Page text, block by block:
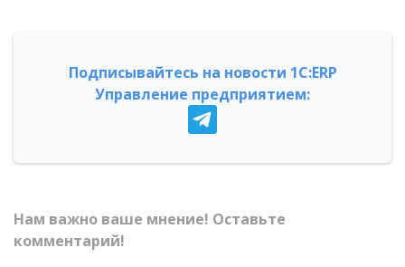
Подписывайтесь на новости 1С:ERP
Управление предприятием:
Нам важно ваше мнение! Оставьте
комментарий!